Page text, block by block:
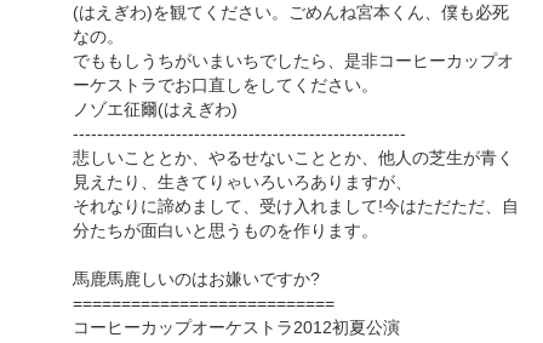
(はえぎわ)を観てください。ごめんね宮本くん、僕も必死
なの。
でももしうちがいまいちでしたら、是非コーヒーカップオ
ーケストラでお口直しをしてください。
ノゾエ征爾(はえぎわ)
-------------------------------------------------------
悲しいこととか、やるせないこととか、他人の芝生が青く
見えたり、生きてりゃいろいろありますが、
それなりに諦めまして、受け入れまして!今はただただ、自
分たちが面白いと思うものを作ります。
馬鹿馬鹿しいのはお嫌いですか?
===========================
コーヒーカップオーケストラ2012初夏公演